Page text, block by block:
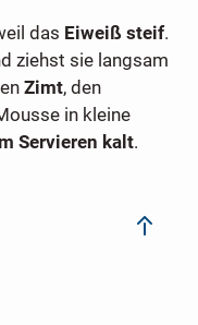
das Eiweiß steif.
ziehst sie langsam
Zimt, den
in kleine
Servieren kalt.